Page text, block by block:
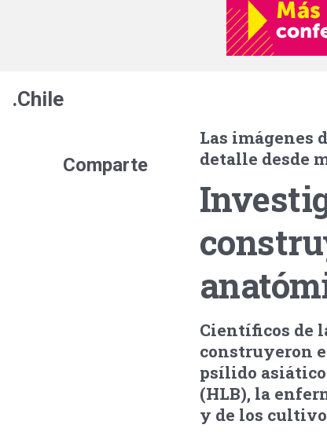
.Chile
Comparte
Las imágenes
detalle desde
Científicos de
construyeron
psílido
(HLB), la
y de los